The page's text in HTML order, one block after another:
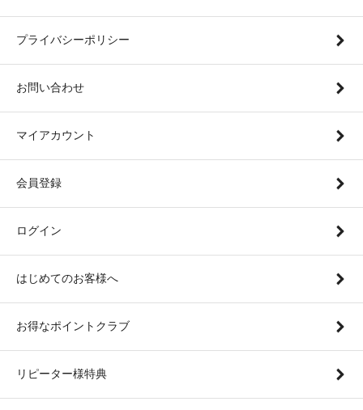
プライバシーポリシー
お問い合わせ
マイアカウント
会員登録
ログイン
はじめてのお客様へ
お得なポイントクラブ
リピーター様特典